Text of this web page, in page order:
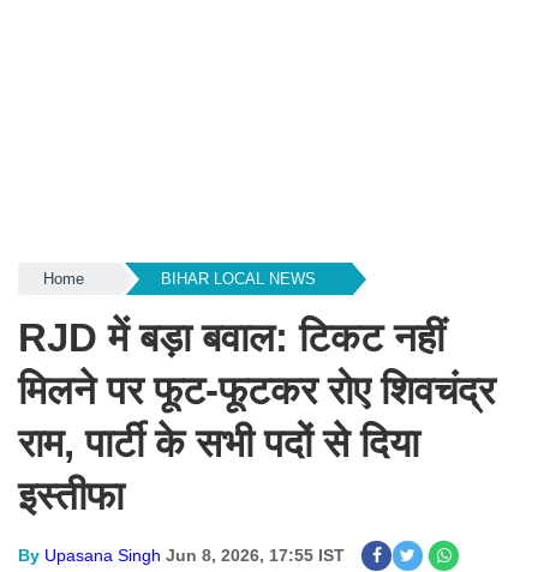
Home BIHAR LOCAL NEWS
RJD में बड़ा बवाल: टिकट नहीं
मिलने पर फूट-फूटकर रोए शिवचंद्र
राम, पार्टी के सभी पदों से दिया
इस्तीफा
By Upasana Singh Jun 8, 2026, 17:55 IST